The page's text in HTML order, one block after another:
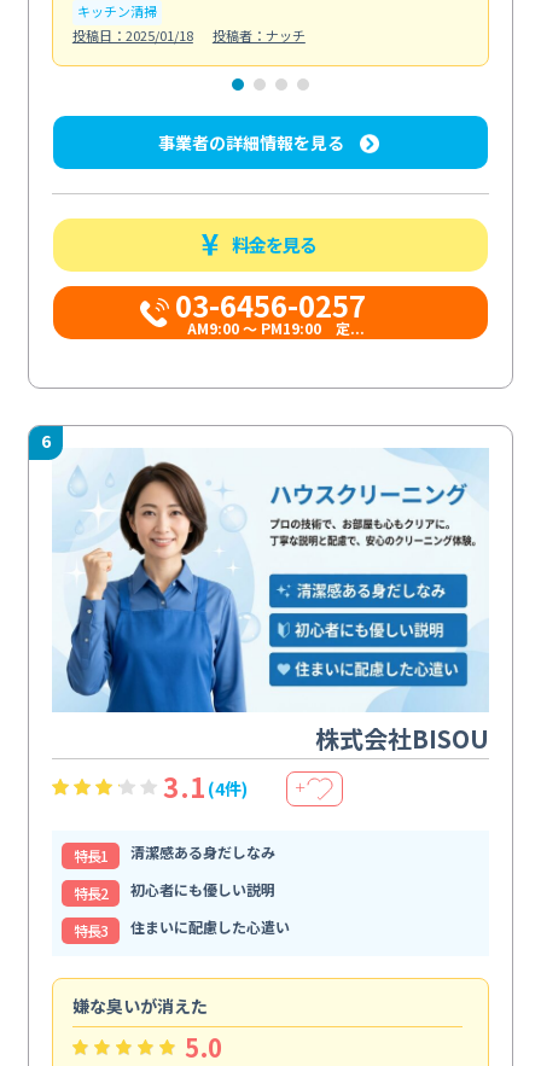
キッチン清掃
投稿日：2025/01/18
投稿者：ナッチ
事業者の詳細情報を見る
料金を見る
03-6456-0257
AM9:00 ～ PM19:00 定...
6
株式会社BISOU
3.1 (4件) ＋
特⻑1
清潔感ある身だしなみ
特⻑2
初心者にも優しい説明
特⻑3
住まいに配慮した心遣い
嫌な臭いが消えた
5.0